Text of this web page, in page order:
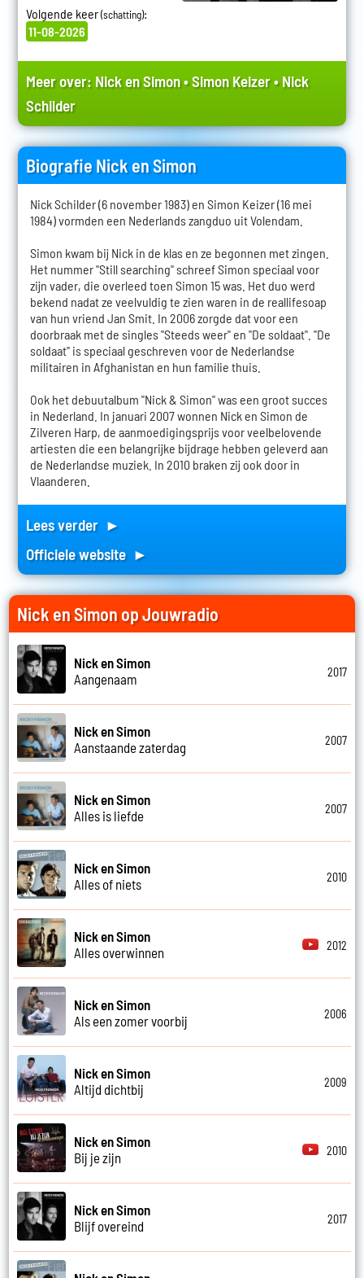
Volgende keer(schatting):
11-08-2026
Meer over: Nick en Simon•Simon Keizer•Nick
Schilder
Biografie Nick en Simon
Nick Schilder (6 november 1983) en Simon Keizer (16 mei
1984) vormden een Nederlands zangduo uit Volendam.
Simon kwam bij Nick in de klas en ze begonnen met zingen.
Het nummer "Still searching" schreef Simon speciaal voor
zijn vader, die overleed toen Simon 15 was. Het duo werd
bekend nadat ze veelvuldig te zien waren in de reallifesoap
van hun vriend Jan Smit. In 2006 zorgde dat voor een
doorbraak met de singles "Steeds weer" en "De soldaat". "De
soldaat" is speciaal geschreven voor de Nederlandse
militairen in Afghanistan en hun familie thuis.
Ook het debuutalbum "Nick & Simon" was een groot succes
in Nederland. In januari 2007 wonnen Nick en Simon de
Zilveren Harp, de aanmoedigingsprijs voor veelbelovende
artiesten die een belangrijke bijdrage hebben geleverd aan
de Nederlandse muziek. In 2010 braken zij ook door in
Vlaanderen.
Lees verder ►
Officiele website ►
Nick en Simon op Jouwradio
Nick en Simon
Aangenaam
2017
Nick en Simon
Aanstaande zaterdag
2007
Nick en Simon
Alles is liefde
2007
Nick en Simon
Alles of niets
2010
Nick en Simon
Alles overwinnen
2012
Nick en Simon
Als een zomer voorbij
2006
Nick en Simon
Altijd dichtbij
2009
Nick en Simon
Bij je zijn
2010
Nick en Simon
Blijf overeind
2017